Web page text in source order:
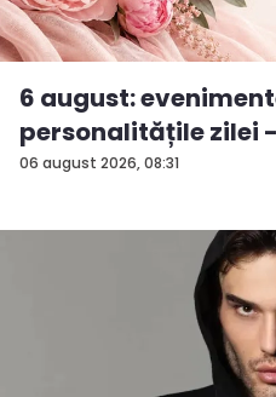
06 august 2026, 08:31
6 august:
personalitățile zilei -